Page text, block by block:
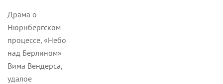
Драма о
Нюрнбергском
процессе, «Небо
над Берлином»
Вима Вендерса,
удалое